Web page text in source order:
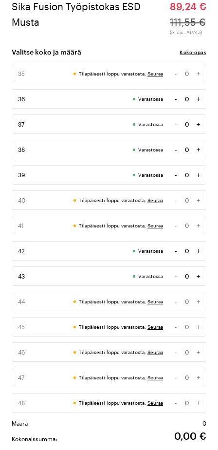
Sika Fusion Työpistokas ESD
Musta
89,24 €
111,55 €
(ei sis. ALV:tä)
Valitse koko ja määrä Koko-opas
35 Tilapäisesti loppu varastosta, Seuraa -
Määrä
+
36 Varastossa -
Määrä
+
37 Varastossa -
Määrä
+
38 Varastossa -
Määrä
+
39 Varastossa -
Määrä
+
40 Tilapäisesti loppu varastosta, Seuraa -
Määrä
+
41 Tilapäisesti loppu varastosta, Seuraa -
Määrä
+
42 Varastossa -
Määrä
+
43 Varastossa -
Määrä
+
44 Tilapäisesti loppu varastosta, Seuraa -
Määrä
+
45 Tilapäisesti loppu varastosta, Seuraa -
Määrä
+
46 Tilapäisesti loppu varastosta, Seuraa -
Määrä
+
47 Tilapäisesti loppu varastosta, Seuraa -
Määrä
+
48 Tilapäisesti loppu varastosta, Seuraa -
Määrä
+
Määrä 0
Kokonaissumma: 0,00 €